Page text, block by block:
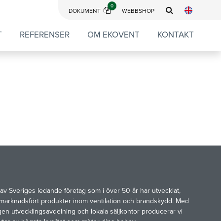
DOKUMENT
0
WEBBSHOP
REFERENSER OM EKOVENT KONTAKT
av Sveriges ledande företag som i över 50 år har utvecklat,
produkter inom ventilation och brandskydd. Med
utvecklingsavdelning och lokala säljkontor producerar vi